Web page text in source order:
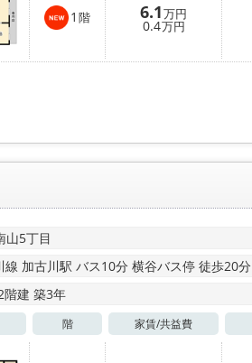
1 階 6.1万円
0.4万円
山5丁目
線 加古川駅 バス10分 横谷バス停 徒歩20分
階建 築3年
階 家賃/共益費